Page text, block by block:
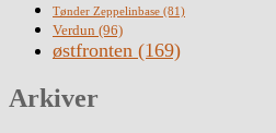
Tønder Zeppelinbase (81)
Verdun (96)
østfronten (169)
Arkiver